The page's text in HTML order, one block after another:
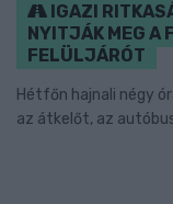
IGAZI
NYITJÁK MEG A
FELÜLJÁRÓT
Hétfőn hajnali négy
az átkelőt, az